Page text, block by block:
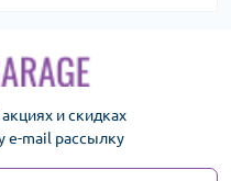
и скидках
e-mail рассылку